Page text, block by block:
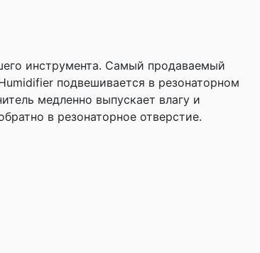
инструмента. Самый продаваемый
подвешивается в резонаторном
медленно выпускает влагу и
в резонаторное отверстие.